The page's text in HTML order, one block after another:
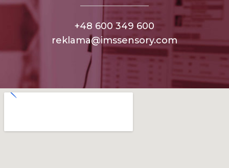
+48 600 349 600
reklama@imssensory.com